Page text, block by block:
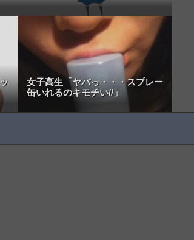
女子高生「ヤバっ・・・スプレー
缶いれるのキモチい//」